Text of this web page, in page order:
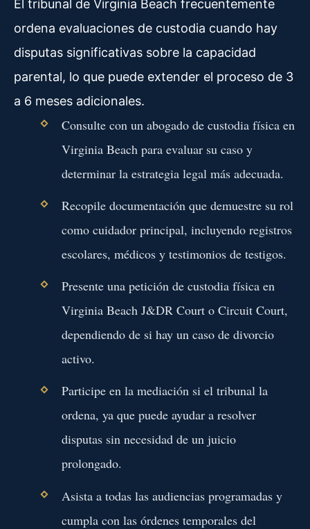
El tribunal de Virginia Beach frecuentemente
ordena evaluaciones de custodia cuando hay
disputas significativas sobre la capacidad
parental, lo que puede extender el proceso de 3
a 6 meses adicionales.
Consulte con un abogado de custodia física en
Virginia Beach para evaluar su caso y
determinar la estrategia legal más adecuada.
Recopile documentación que demuestre su rol
como cuidador principal, incluyendo registros
escolares, médicos y testimonios de testigos.
Presente una petición de custodia física en
Virginia Beach J&DR Court o Circuit Court,
dependiendo de si hay un caso de divorcio
activo.
Participe en la mediación si el tribunal la
ordena, ya que puede ayudar a resolver
disputas sin necesidad de un juicio
prolongado.
Asista a todas las audiencias programadas y
cumpla con las órdenes temporales del